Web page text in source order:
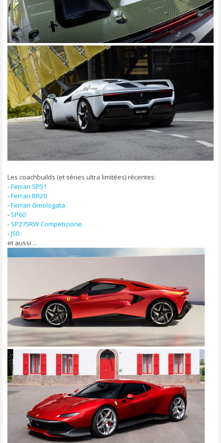
Les coachbuilds (et séries ultra limitées) récentes:
-Ferrari SP51
-Ferrari BR20
-Ferrari Omologata
- SP60
- SP275RW Competizione
-J50
et aussi ...